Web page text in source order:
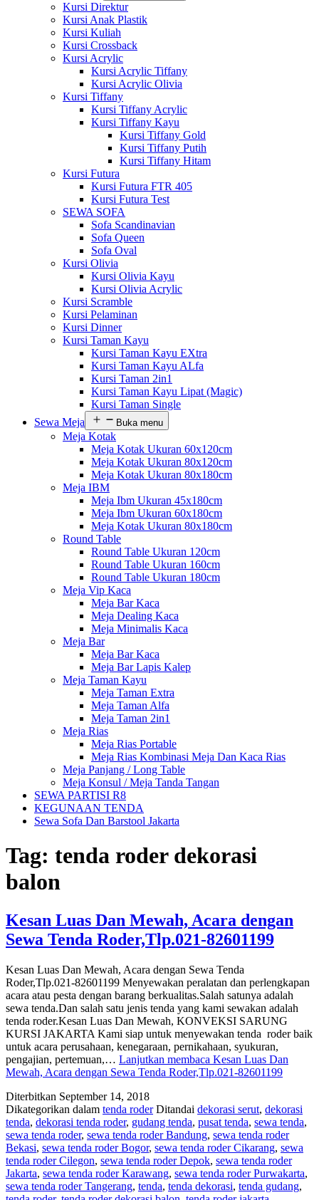
Kursi Direktur
Kursi Anak Plastik
Kursi Kuliah
Kursi Crossback
Kursi Acrylic
Kursi Acrylic Tiffany
Kursi Acrylic Olivia
Kursi Tiffany
Kursi Tiffany Acrylic
Kursi Tiffany Kayu
Kursi Tiffany Gold
Kursi Tiffany Putih
Kursi Tiffany Hitam
Kursi Futura
Kursi Futura FTR 405
Kursi Futura Test
SEWA SOFA
Sofa Scandinavian
Sofa Queen
Sofa Oval
Kursi Olivia
Kursi Olivia Kayu
Kursi Olivia Acrylic
Kursi Scramble
Kursi Pelaminan
Kursi Dinner
Kursi Taman Kayu
Kursi Taman Kayu EXtra
Kursi Taman Kayu ALfa
Kursi Taman 2in1
Kursi Taman Kayu Lipat (Magic)
Kursi Taman Single
Sewa Meja
Buka menu
Meja Kotak
Meja Kotak Ukuran 60x120cm
Meja Kotak Ukuran 80x120cm
Meja Kotak Ukuran 80x180cm
Meja IBM
Meja Ibm Ukuran 45x180cm
Meja Ibm Ukuran 60x180cm
Meja Kotak Ukuran 80x180cm
Round Table
Round Table Ukuran 120cm
Round Table Ukuran 160cm
Round Table Ukuran 180cm
Meja Vip Kaca
Meja Bar Kaca
Meja Dealing Kaca
Meja Minimalis Kaca
Meja Bar
Meja Bar Kaca
Meja Bar Lapis Kalep
Meja Taman Kayu
Meja Taman Extra
Meja Taman Alfa
Meja Taman 2in1
Meja Rias
Meja Rias Portable
Meja Rias Kombinasi Meja Dan Kaca Rias
Meja Panjang / Long Table
Meja Konsul / Meja Tanda Tangan
SEWA PARTISI R8
KEGUNAAN TENDA
Sewa Sofa Dan Barstool Jakarta
Tag: tenda roder dekorasi
balon
Kesan Luas Dan Mewah, Acara dengan
Sewa Tenda Roder,Tlp.021-82601199
Kesan Luas Dan Mewah, Acara dengan Sewa Tenda
Roder,Tlp.021-82601199 Menyewakan peralatan dan perlengkapan
acara atau pesta dengan barang berkualitas.Salah satunya adalah
sewa tenda.Dan salah satu jenis tenda yang kami sewakan adalah
tenda roder.Kesan Luas Dan Mewah, KONVEKSI SARUNG
KURSI JAKARTA Kami siap untuk menyewakan tenda roder baik
untuk acara perusahaan, kenegaraan, pernikahaan, syukuran,
pengajian, pertemuan,… Lanjutkan membaca Kesan Luas Dan
Mewah, Acara dengan Sewa Tenda Roder,Tlp.021-82601199
Diterbitkan September 14, 2018
Dikategorikan dalam tenda roder Ditandai dekorasi serut, dekorasi
tenda, dekorasi tenda roder, gudang tenda, pusat tenda, sewa tenda,
sewa tenda roder, sewa tenda roder Bandung, sewa tenda roder
Bekasi, sewa tenda roder Bogor, sewa tenda roder Cikarang, sewa
tenda roder Cilegon, sewa tenda roder Depok, sewa tenda roder
Jakarta, sewa tenda roder Karawang, sewa tenda roder Purwakarta,
sewa tenda roder Tangerang, tenda, tenda dekorasi, tenda gudang,